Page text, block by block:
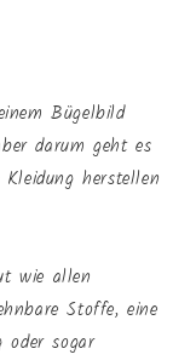
Bügelbild
darum geht es
herstellen
wie allen
Stoffe, eine
oder sogar